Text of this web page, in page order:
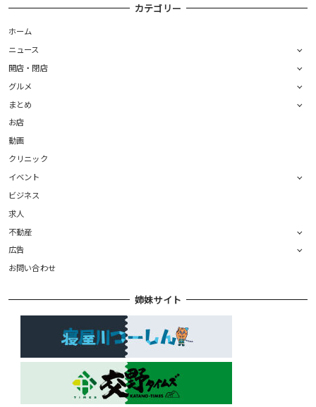
カテゴリー
ホーム
ニュース
開店・閉店
グルメ
まとめ
お店
動画
クリニック
イベント
ビジネス
求人
不動産
広告
お問い合わせ
姉妹サイト